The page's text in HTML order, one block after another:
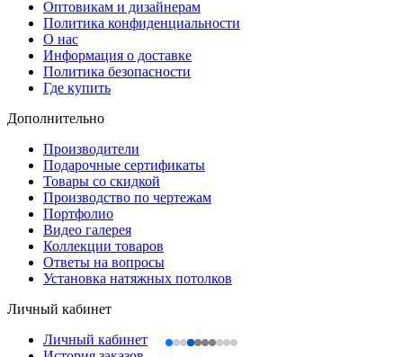
Оптовикам и дизайнерам
Политика конфиденциальности
О нас
Информация о доставке
Политика безопасности
Где купить
Дополнительно
Производители
Подарочные сертификаты
Товары со скидкой
Производство по чертежам
Портфолио
Видео галерея
Коллекции товаров
Ответы на вопросы
Установка натяжных потолков
Личный кабинет
Личный кабинет